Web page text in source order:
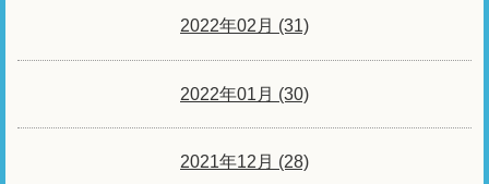
2022年02月 (31)
2022年01月 (30)
2021年12月 (28)